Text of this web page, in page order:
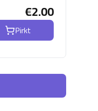
€2.00
Pirkt